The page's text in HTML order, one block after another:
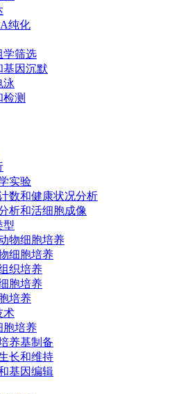
纯化
学筛选
基因沉默
泳
测
实验
数和健康状况分析
析和活细胞成像
型
物细胞培养
细胞培养
织培养
胞培养
培养
术
胞培养
养基制备
长和维持
基因编辑